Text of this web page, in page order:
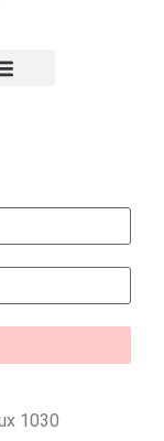
1030